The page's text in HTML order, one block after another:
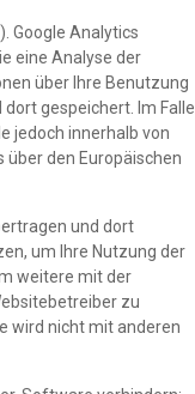
Google Analytics
eine Analyse der
über Ihre Benutzung
gespeichert. Im Falle
jedoch innerhalb von
den Europäischen
und dort
um Ihre Nutzung der
weitere mit der
zu
wird nicht mit anderen